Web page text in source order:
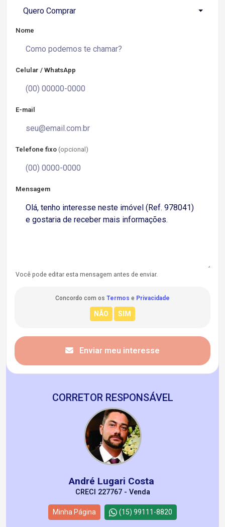
Quero Comprar
Nome
Celular / WhatsApp
E-mail
Telefone fixo (opcional)
Mensagem
Você pode editar esta mensagem antes de enviar.
Concordo com os Termos e Privacidade
Enviar meu interesse
CORRETOR RESPONSÁVEL
André Lugari Costa
CRECI 227767 - Venda
Minha Página (15) 99111-8820